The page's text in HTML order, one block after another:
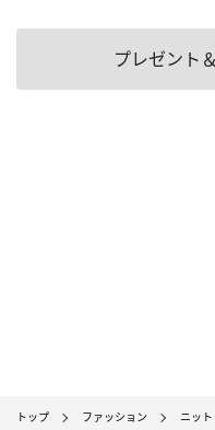
プレゼント
トップ ファッション ニット